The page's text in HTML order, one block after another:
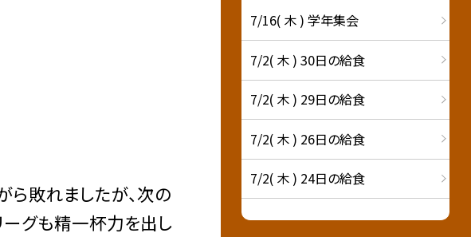
敗れましたが、次の
ーグも精一杯力を出し
7/16( 木 ) 学年集会
7/2( 木 ) 30日の給食
7/2( 木 ) 29日の給食
7/2( 木 ) 26日の給食
7/2( 木 ) 24日の給食